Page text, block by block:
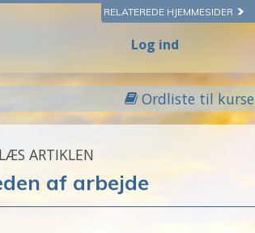
RELATEREDE HJEMMESIDER
Log ind
Ordliste til
LÆS ARTIKLEN
af arbejde